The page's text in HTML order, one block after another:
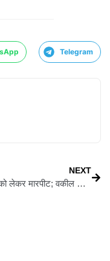
Telegram
NEXT
सीमांचल एक्सप्रेस में पैंट्री स्टाफ की दबंगई, सीट को लेकर मारपीट; वकील का सिर फोड़ा- छह हिरासत में